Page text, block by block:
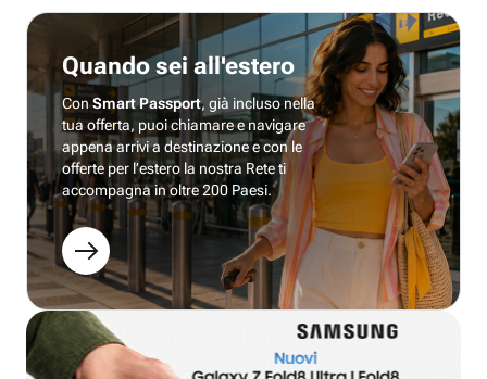
Quando sei all'estero
ConSmart Passport, già incluso nella
tua offerta, puoi chiamare e navigare
appena arrivi a destinazione e con le
offerte per l’estero la nostra Rete ti
accompagna in oltre 200 Paesi.